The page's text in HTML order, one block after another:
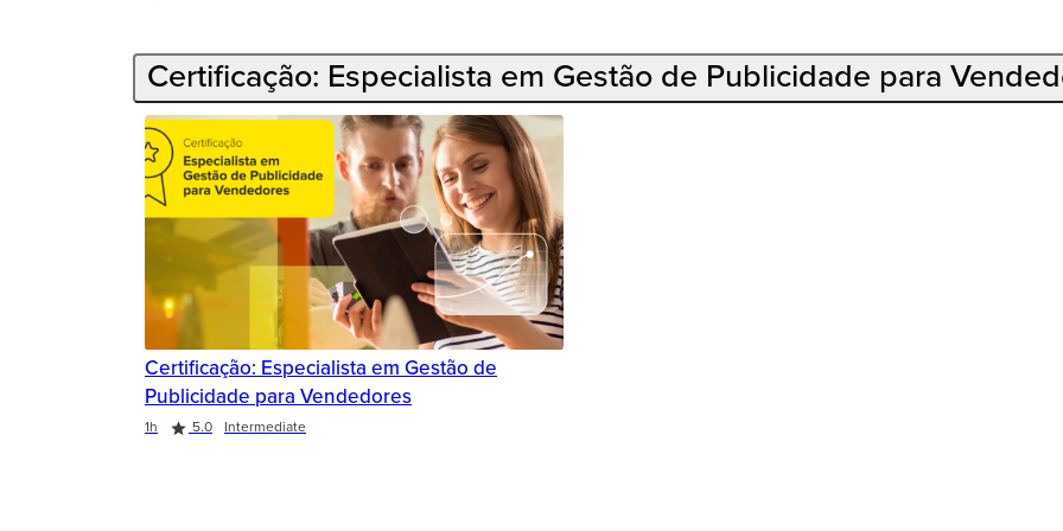
Certificação: Especialista em Gestão de Publicidade para
Certificação: Especialista em Gestão de
Publicidade para Vendedores
1h 5.0 Intermediate